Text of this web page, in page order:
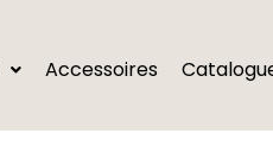
Accessoires